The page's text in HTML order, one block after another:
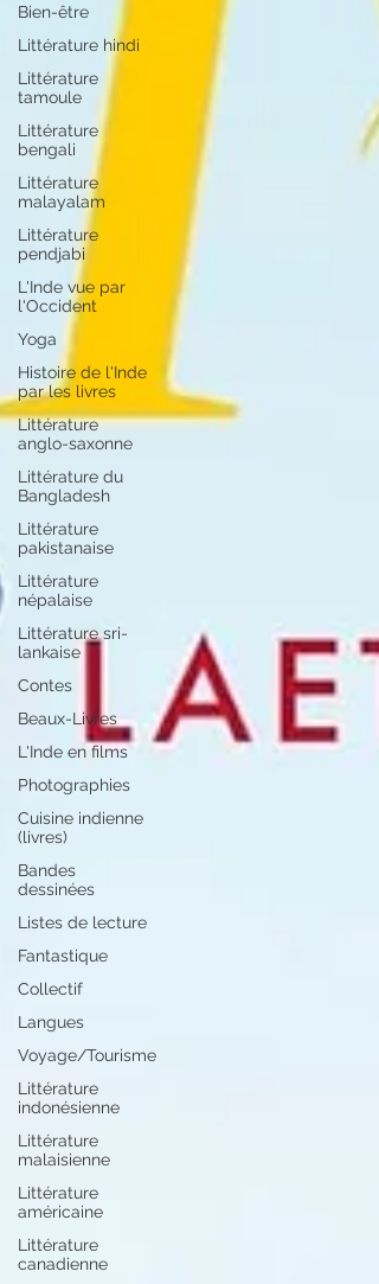
Bien-être
Littérature hindi
Littérature
tamoule
Littérature
bengali
Littérature
malayalam
Littérature
pendjabi
L'Inde vue par
l'Occident
Yoga
Histoire de l'Inde
par les livres
Littérature
anglo-saxonne
Littérature du
Bangladesh
Littérature
pakistanaise
Littérature
népalaise
Littérature sri-
lankaise
Contes
Beaux-Livres
L'Inde en films
Photographies
Cuisine indienne
(livres)
Bandes
dessinées
Listes de lecture
Fantastique
Collectif
Langues
Voyage/Tourisme
Littérature
indonésienne
Littérature
malaisienne
Littérature
américaine
Littérature
canadienne